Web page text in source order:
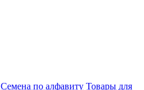
Семена по алфавиту Товары для